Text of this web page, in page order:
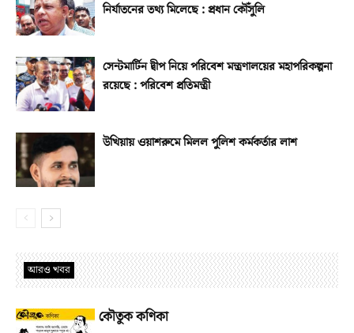
নির্যাতনের তথ্য মিলেছে : প্রধান কৌঁসুলি
সেন্টমার্টিন দ্বীপ নিয়ে পরিবেশ মন্ত্রণালয়ের মহাপরিকল্পনা
রয়েছে : পরিবেশ প্রতিমন্ত্রী
উখিয়ায় ওয়াশরুমে মিলল পুলিশ কর্মকর্তার লাশ
আরও খবর
কৌতুক কণিকা